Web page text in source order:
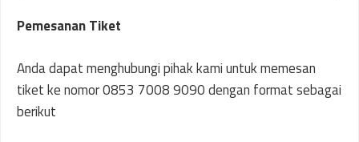
Pemesanan Tiket
Anda dapat menghubungi pihak kami untuk memesan
tiket ke nomor 0853 7008 9090 dengan format sebagai
berikut